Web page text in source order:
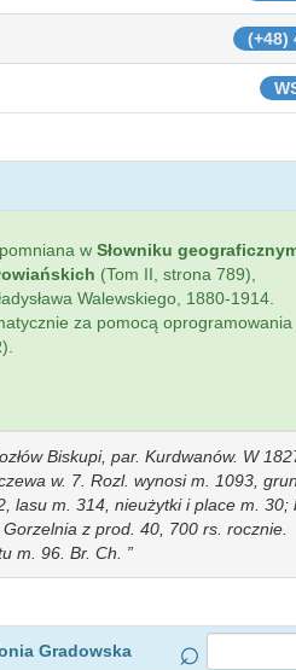
(+48)
w Słowniku
(Tom II, strona 789),
Walewskiego, 1880-1914.
za pomocą oprogramowania
Biskupi, par. Kurdwanów. W
w. 7. Rozl. wynosi m. 1093,
lasu m. 314, nieużytki i place m. 30;
z prod. 40, 700 rs. rocznie.
m. 96. Br. Ch.
Gradowska